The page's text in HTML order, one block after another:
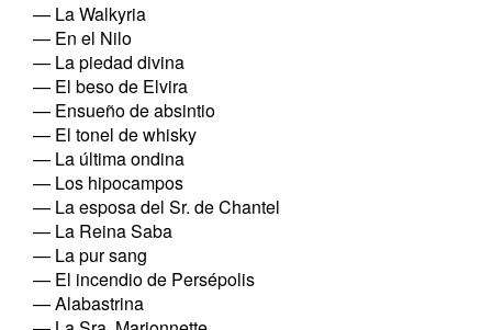
— La Walkyria
— En el Nilo
— La piedad divina
— El beso de Elvira
— Ensueño de absintio
— El tonel de whisky
— La última ondina
— Los hipocampos
— La esposa del Sr. de Chantel
— La Reina Saba
— La pur sang
— El incendio de Persépolis
— Alabastrina